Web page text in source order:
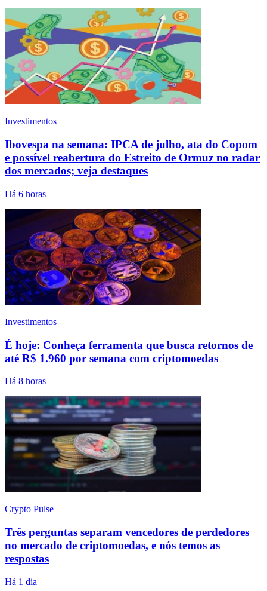
Investimentos
Ibovespa na semana: IPCA de julho, ata do Copom
e possível reabertura do Estreito de Ormuz no radar
dos mercados; veja destaques
Há 6 horas
Investimentos
É hoje: Conheça ferramenta que busca retornos de
até R$ 1.960 por semana com criptomoedas
Há 8 horas
Crypto Pulse
Três perguntas separam vencedores de perdedores
no mercado de criptomoedas, e nós temos as
respostas
Há 1 dia